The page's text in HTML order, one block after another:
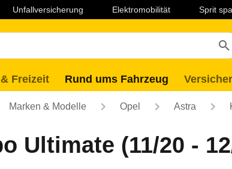
Unfallversicherung Elektromobilität Sprit
Freizeit Rund ums Fahrzeug
Marken & Modelle Opel Astra
Ultimate (11/20 -